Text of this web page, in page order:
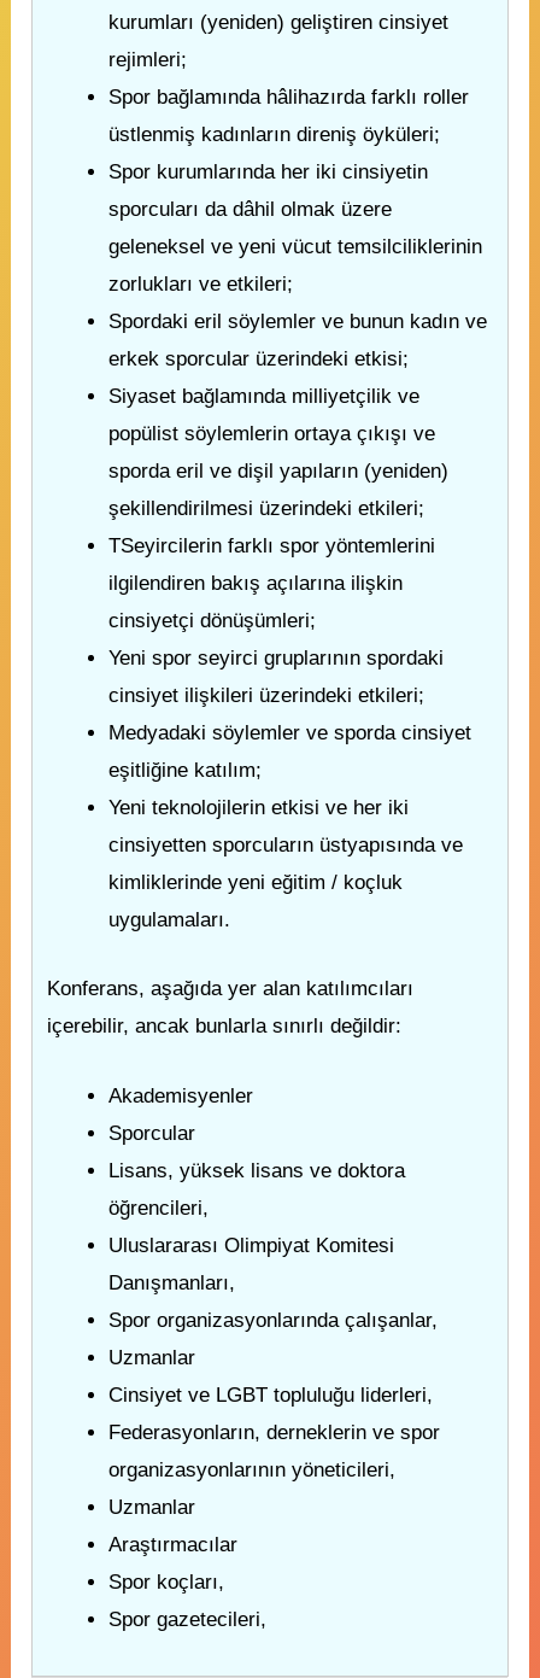
kurumları (yeniden) geliştiren cinsiyet
rejimleri;
Spor bağlamında hâlihazırda farklı roller
üstlenmiş kadınların direniş öyküleri;
Spor kurumlarında her iki cinsiyetin
sporcuları da dâhil olmak üzere
geleneksel ve yeni vücut temsilciliklerinin
zorlukları ve etkileri;
Spordaki eril söylemler ve bunun kadın ve
erkek sporcular üzerindeki etkisi;
Siyaset bağlamında milliyetçilik ve
popülist söylemlerin ortaya çıkışı ve
sporda eril ve dişil yapıların (yeniden)
şekillendirilmesi üzerindeki etkileri;
TSeyircilerin farklı spor yöntemlerini
ilgilendiren bakış açılarına ilişkin
cinsiyetçi dönüşümleri;
Yeni spor seyirci gruplarının spordaki
cinsiyet ilişkileri üzerindeki etkileri;
Medyadaki söylemler ve sporda cinsiyet
eşitliğine katılım;
Yeni teknolojilerin etkisi ve her iki
cinsiyetten sporcuların üstyapısında ve
kimliklerinde yeni eğitim / koçluk
uygulamaları.
Konferans, aşağıda yer alan katılımcıları
içerebilir, ancak bunlarla sınırlı değildir:
Akademisyenler
Sporcular
Lisans, yüksek lisans ve doktora
öğrencileri,
Uluslararası Olimpiyat Komitesi
Danışmanları,
Spor organizasyonlarında çalışanlar,
Uzmanlar
Cinsiyet ve LGBT topluluğu liderleri,
Federasyonların, derneklerin ve spor
organizasyonlarının yöneticileri,
Uzmanlar
Araştırmacılar
Spor koçları,
Spor gazetecileri,